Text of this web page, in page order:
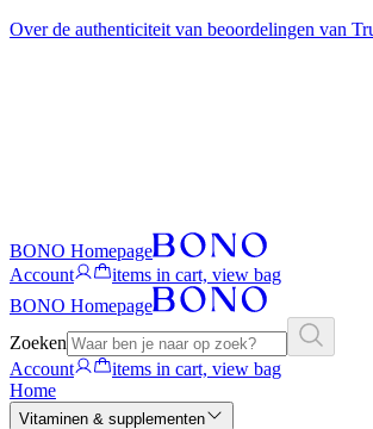
Over de authenticiteit van beoordelingen van
BONO Homepage
Account
items in cart, view bag
BONO Homepage
Zoeken
Account
items in cart, view bag
Home
Vitaminen & supplementen